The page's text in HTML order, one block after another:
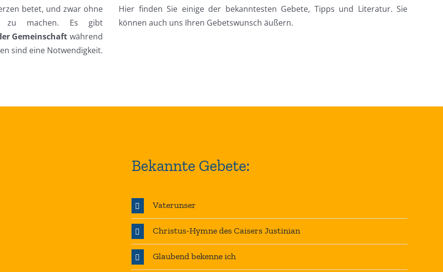
betet, und zwar ohne
zu machen. Es gibt
Gemeinschaftwährend
sind eine Notwendigkeit.
Hier finden Sie einige der bekanntesten Gebete, Tipps und Literatur. Sie
können auch uns Ihren Gebetswunsch äußern.
Bekannte Gebete:
Vaterunser
Christus-Hymne des Caisers Justinian
Glaubend bekenne ich